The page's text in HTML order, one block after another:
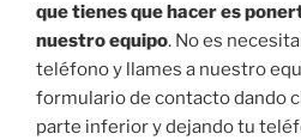
que tienes que hacer es
nuestro equipo. No es
teléfono y llames a nuestro
formulario de contacto dando
parte inferior y dejando tu